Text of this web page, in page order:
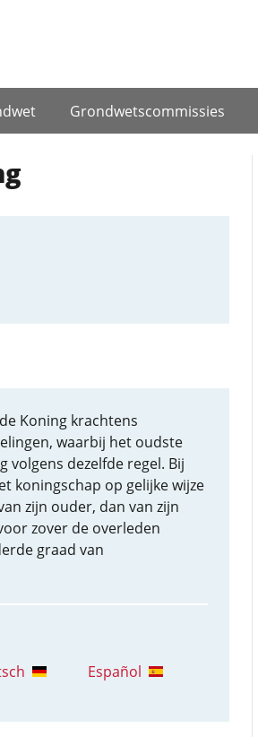
Grondwets­commissies
Koning krachtens
waarbij het oudste
dezelfde regel. Bij
koningschap op gelijke wijze
zijn ouder, dan van zijn
zover de overleden
graad van
Español